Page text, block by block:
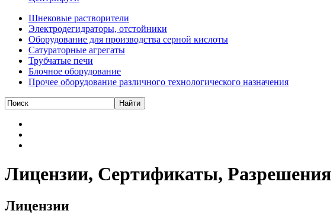
Шнековые растворители
Электродегидраторы, отстойники
Оборудование для производства серной кислоты
Сатураторные агрегаты
Трубчатые печи
Блочное оборудование
Прочее оборудование различного технологического назначения
Лицензии, Сертификаты, Разрешения
Лицензии